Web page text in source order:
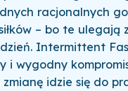
racjonalnych
– bo te ulegają
Intermittent
i wygodny
idzie się do